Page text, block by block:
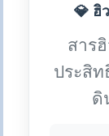
💎 ฮิ
สาร
ประสิ
ดิ